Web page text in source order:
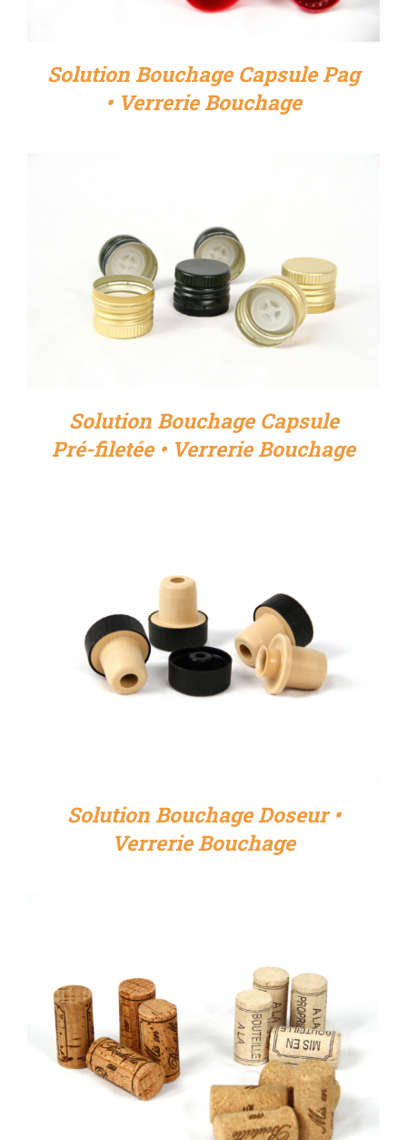
Solution Bouchage Capsule Pag
• Verrerie Bouchage
DÉTAILS
Solution Bouchage Capsule
Pré-filetée • Verrerie Bouchage
DÉTAILS
Solution Bouchage Doseur •
Verrerie Bouchage
DÉTAILS